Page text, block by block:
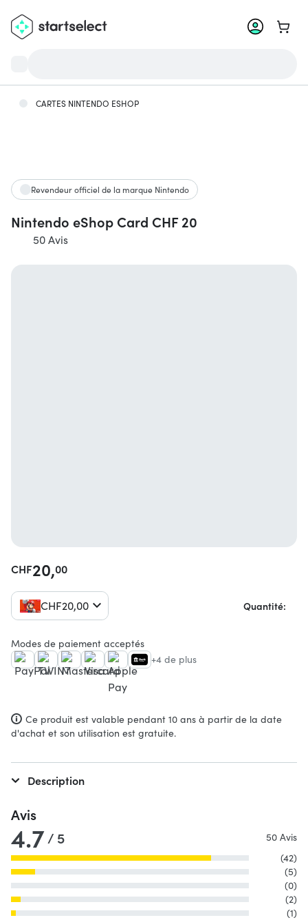
Aller
CARTES NINTENDO ESHOP
Revendeur officiel de la marque Nintendo
Nintendo eShop Card CHF 20
50 Avis
CHF20,00
CHF20,00 Quantité:
Modes de paiement acceptés
+4 de plus
Ce produit est valable pendant 10 ans à partir de la date
d'achat et son utilisation est gratuite.
Description
Avis
4.7/ 5
50 Avis
(42)
(5)
(0)
(2)
(1)